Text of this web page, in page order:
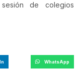
de colegios
WhatsApp